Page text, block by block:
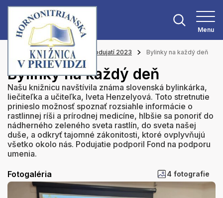
Menu
Hlavná stránka Z našich podujatí 2023 Bylinky na každý deň
Bylinky na každý deň
Našu knižnicu navštívila známa slovenská bylinkárka,
liečiteľka a učiteľka, Iveta Henzelyová. Toto stretnutie
prinieslo možnosť spoznať rozsiahle informácie o
rastlinnej ríši a prírodnej medicíne, hlbšie sa ponoriť do
nádherného zeleného sveta rastlín, do sveta našej
duše, a odkryť tajomné zákonitosti, ktoré ovplyvňujú
všetko okolo nás. Podujatie podporil Fond na podporu
umenia.
Fotogaléria 4 fotografie